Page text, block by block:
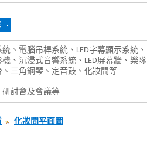
、電腦吊桿系統、LED字幕顯示系統、
、沉浸式音響系統、LED屏幕牆、樂隊
、三角鋼琴、定音鼓、化妝間等
研討會及會議等
化妝間平面圖